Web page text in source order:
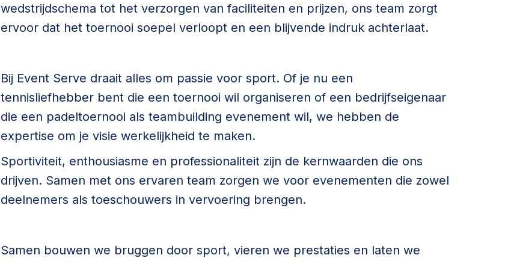
wedstrijdschema tot het verzorgen van faciliteiten en prijzen, ons team zorgt
ervoor dat het toernooi soepel verloopt en een blijvende indruk achterlaat.
Bij Event Serve draait alles om passie voor sport. Of je nu een
tennisliefhebber bent die een toernooi wil organiseren of een bedrijfseigenaar
die een padeltoernooi als teambuilding evenement wil, we hebben de
expertise om je visie werkelijkheid te maken.
Sportiviteit, enthousiasme en professionaliteit zijn de kernwaarden die ons
drijven. Samen met ons ervaren team zorgen we voor evenementen die zowel
deelnemers als toeschouwers in vervoering brengen.
Samen bouwen we bruggen door sport, vieren we prestaties en laten we